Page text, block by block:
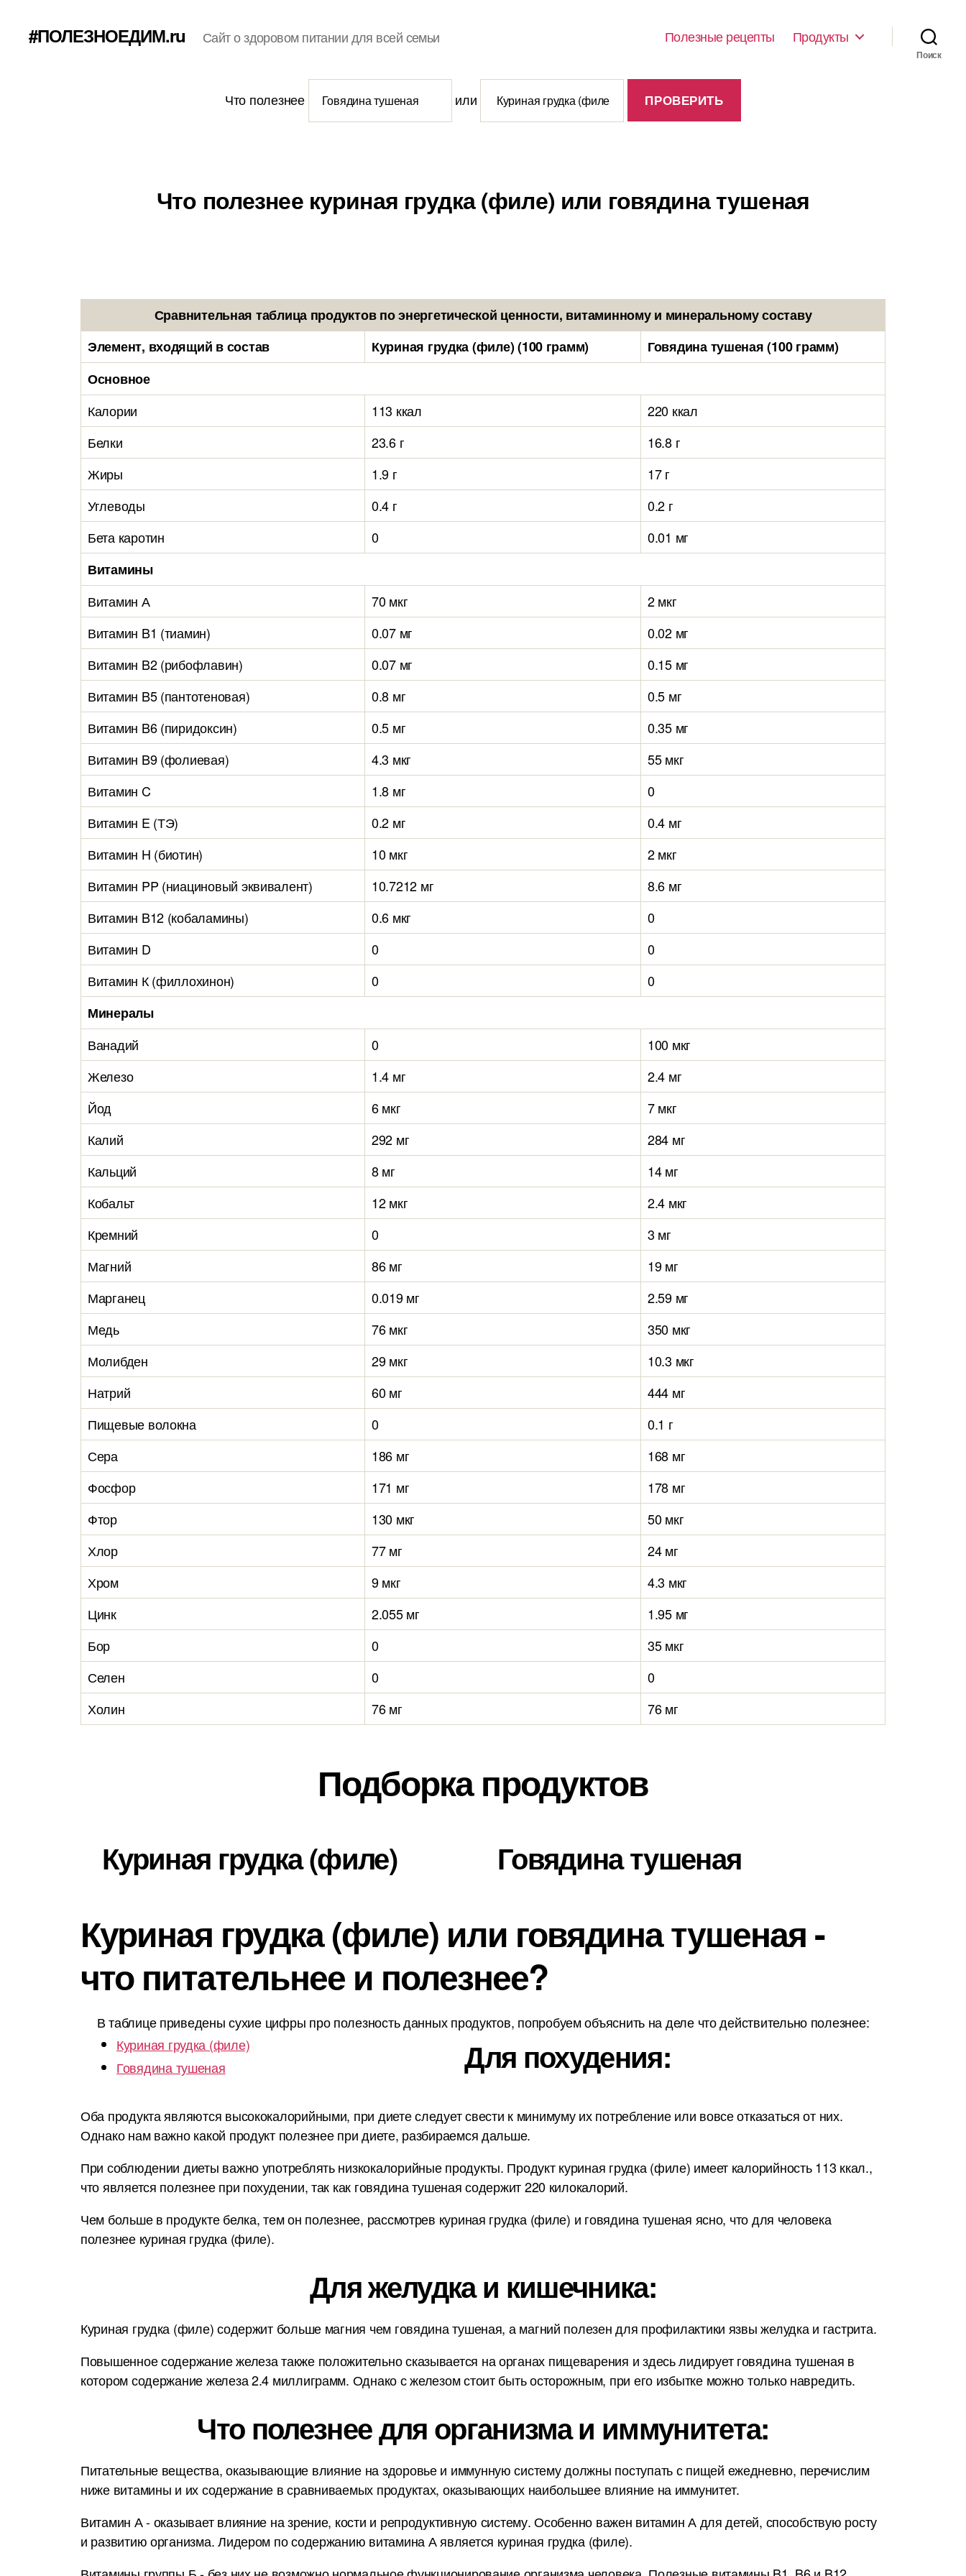
#ПОЛЕЗНОЕДИМ.ru Сайт о здоровом питании для всей семьи Полезные рецепты Продукты
Поиск
Что полезнее или
Что полезнее куриная грудка (филе) или говядина тушеная
Сравнительная таблица продуктов по энергетической ценности, витаминному и минеральному составу
Элемент, входящий в состав
Куриная грудка (филе) (100 грамм)
Говядина тушеная (100 грамм)
Основное
Калории
113 ккал
220 ккал
Белки
23.6 г
16.8 г
Жиры
1.9 г
17 г
Углеводы
0.4 г
0.2 г
Бета каротин
0
0.01 мг
Витамины
Витамин А
70 мкг
2 мкг
Витамин B1 (тиамин)
0.07 мг
0.02 мг
Витамин B2 (рибофлавин)
0.07 мг
0.15 мг
Витамин B5 (пантотеновая)
0.8 мг
0.5 мг
Витамин B6 (пиридоксин)
0.5 мг
0.35 мг
Витамин B9 (фолиевая)
4.3 мкг
55 мкг
Витамин C
1.8 мг
0
Витамин E (ТЭ)
0.2 мг
0.4 мг
Витамин H (биотин)
10 мкг
2 мкг
Витамин PP (ниациновый эквивалент)
10.7212 мг
8.6 мг
Витамин B12 (кобаламины)
0.6 мкг
0
Витамин D
0
0
Витамин К (филлохинон)
0
0
Минералы
Ванадий
0
100 мкг
Железо
1.4 мг
2.4 мг
Йод
6 мкг
7 мкг
Калий
292 мг
284 мг
Кальций
8 мг
14 мг
Кобальт
12 мкг
2.4 мкг
Кремний
0
3 мг
Магний
86 мг
19 мг
Марганец
0.019 мг
2.59 мг
Медь
76 мкг
350 мкг
Молибден
29 мкг
10.3 мкг
Натрий
60 мг
444 мг
Пищевые волокна
0
0.1 г
Сера
186 мг
168 мг
Фосфор
171 мг
178 мг
Фтор
130 мкг
50 мкг
Хлор
77 мг
24 мг
Хром
9 мкг
4.3 мкг
Цинк
2.055 мг
1.95 мг
Бор
0
35 мкг
Селен
0
0
Холин
76 мг 76 мг
Подборка продуктов
Куриная грудка (филе) Говядина тушеная
Куриная грудка (филе) или говядина тушеная -
что питательнее и полезнее?
В таблице приведены сухие цифры про полезность данных продуктов, попробуем объяснить на деле что действительно полезнее:
Куриная грудка (филе)
Говядина тушеная
Для похудения:
Оба продукта являются высококалорийными, при диете следует свести к минимуму их потребление или вовсе отказаться от них.
Однако нам важно какой продукт полезнее при диете, разбираемся дальше.
При соблюдении диеты важно употреблять низкокалорийные продукты. Продукт куриная грудка (филе) имеет калорийность 113 ккал.,
что является полезнее при похудении, так как говядина тушеная содержит 220 килокалорий.
Чем больше в продукте белка, тем он полезнее, рассмотрев куриная грудка (филе) и говядина тушеная ясно, что для человека
полезнее куриная грудка (филе).
Для желудка и кишечника:
Куриная грудка (филе) содержит больше магния чем говядина тушеная, а магний полезен для профилактики язвы желудка и гастрита.
Повышенное содержание железа также положительно сказывается на органах пищеварения и здесь лидирует говядина тушеная в
котором содержание железа 2.4 миллиграмм. Однако с железом стоит быть осторожным, при его избытке можно только навредить.
Что полезнее для организма и иммунитета:
Питательные вещества, оказывающие влияние на здоровье и иммунную систему должны поступать с пищей ежедневно, перечислим
ниже витамины и их содержание в сравниваемых продуктах, оказывающих наибольшее влияние на иммунитет.
Витамин А - оказывает влияние на зрение, кости и репродуктивную систему. Особенно важен витамин А для детей, способствую росту
и развитию организма. Лидером по содержанию витамина А является куриная грудка (филе).